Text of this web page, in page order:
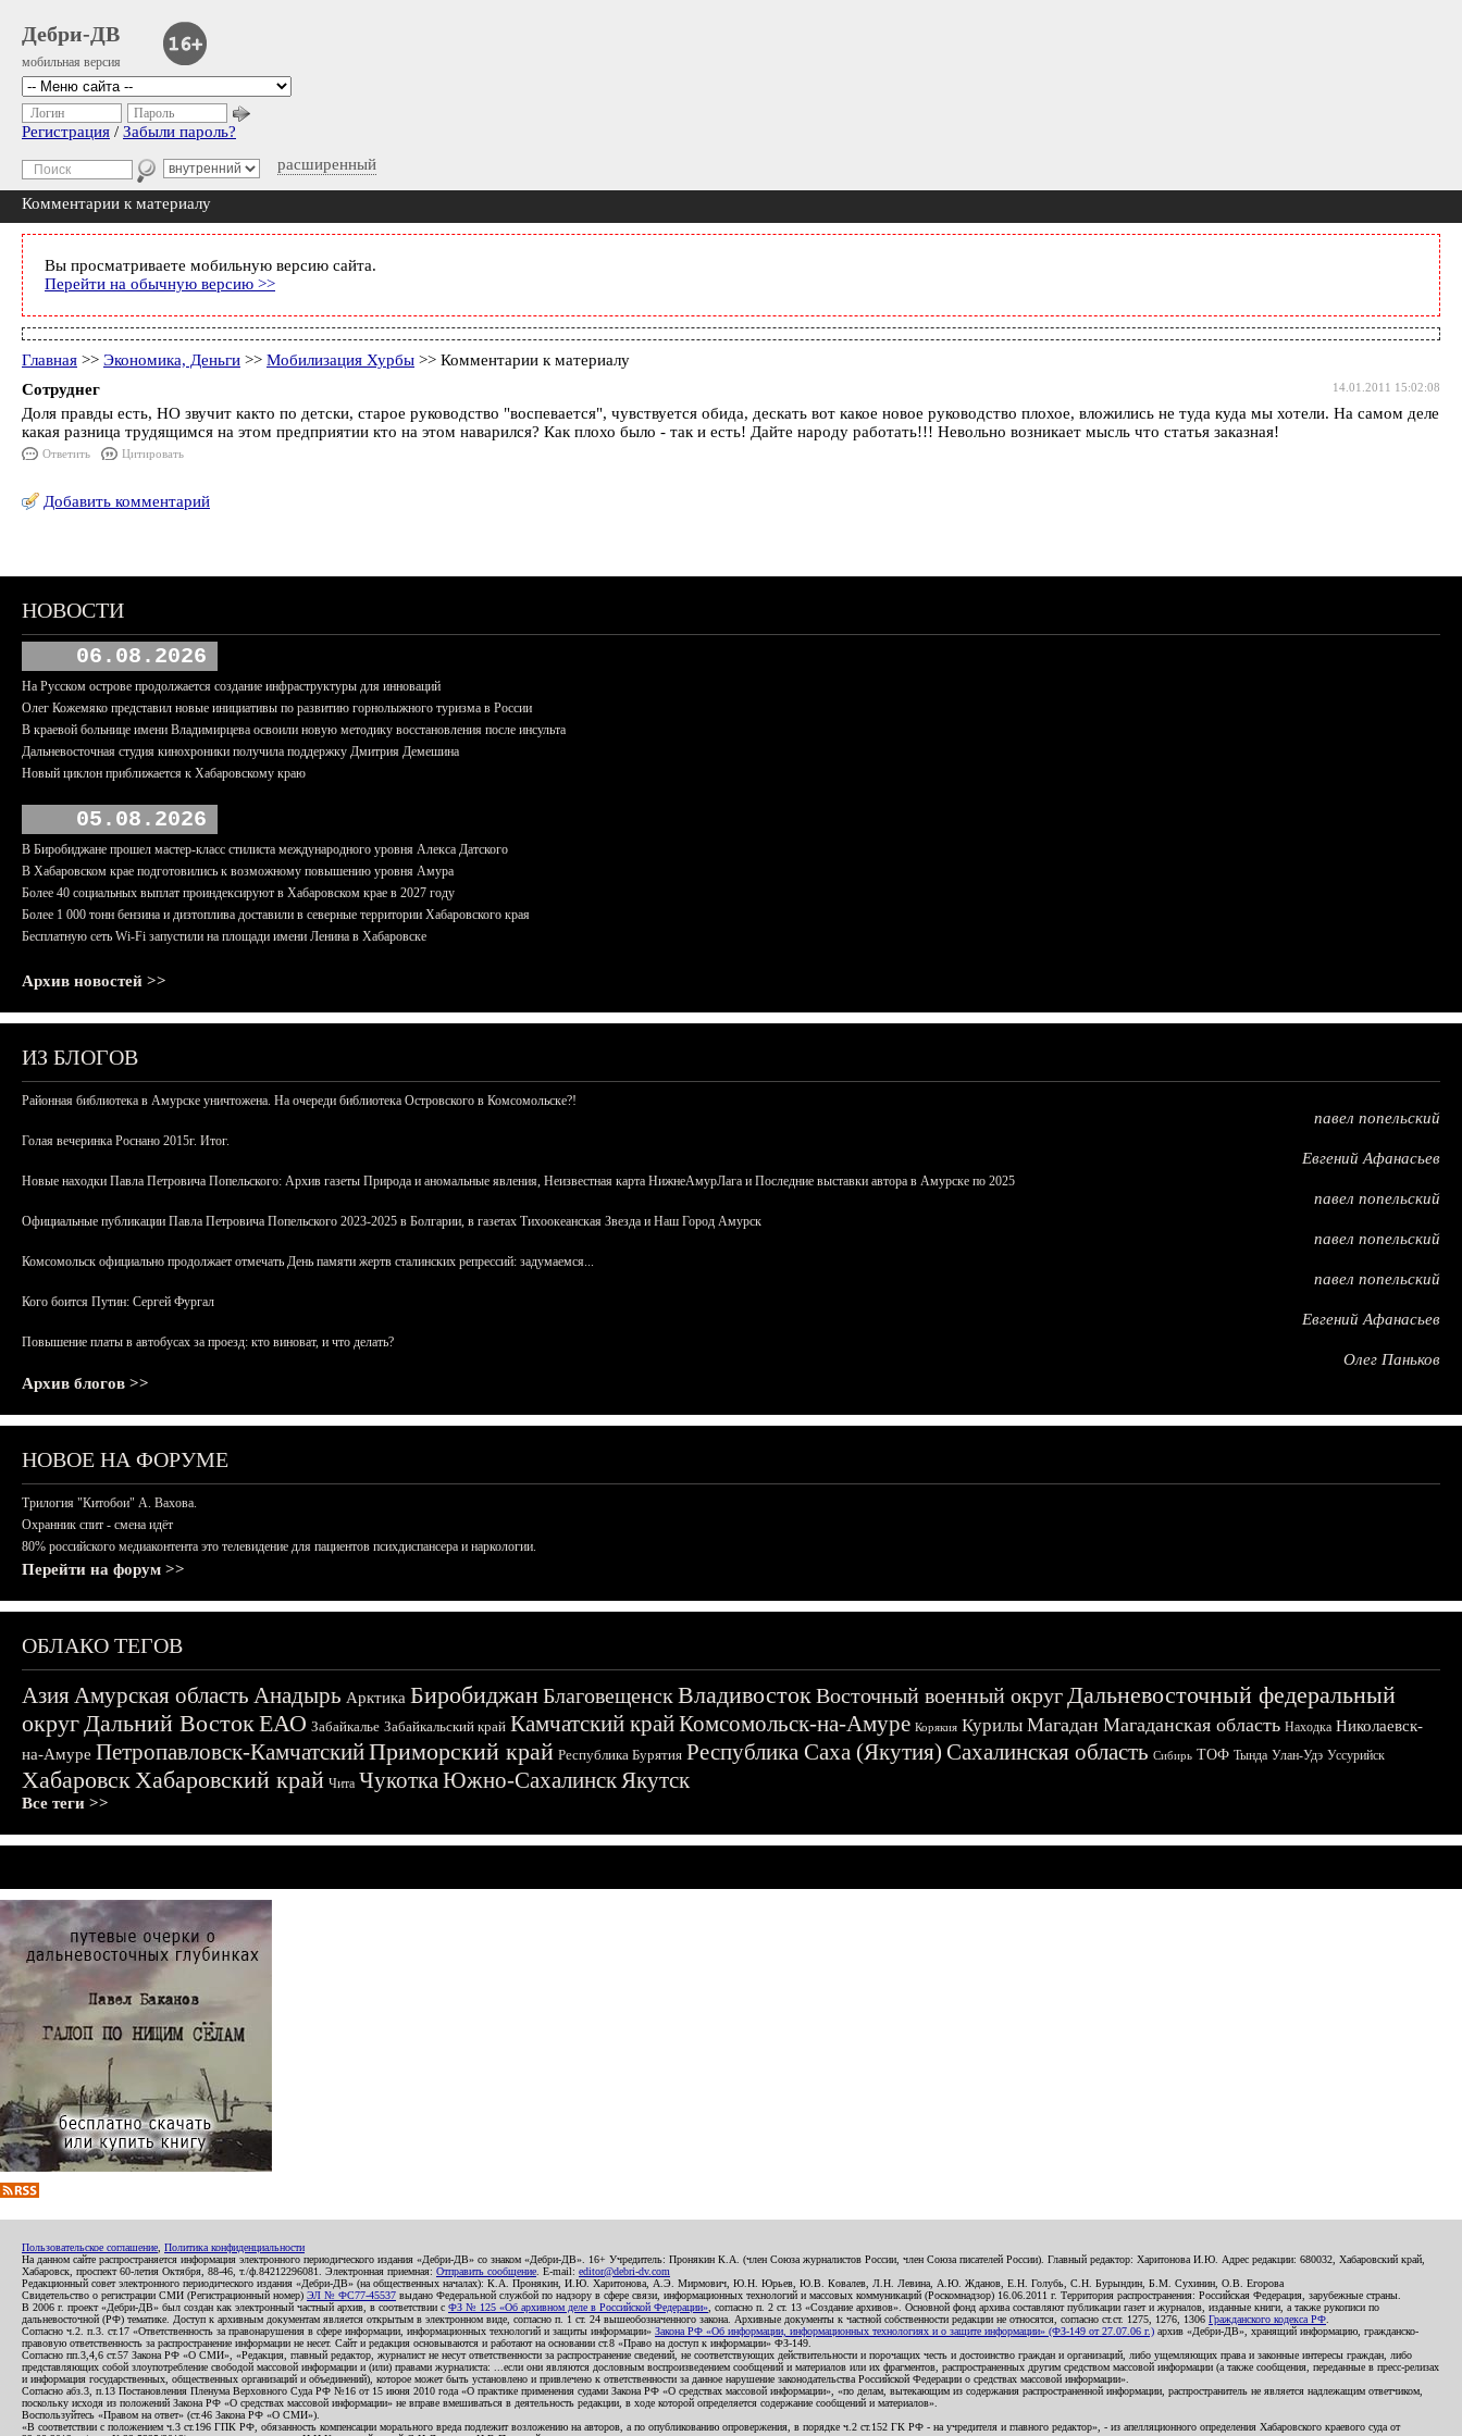
Дебри-ДВ
мобильная версия
расширенный
Логин Пароль
Регистрация / Забыли пароль?
Комментарии к материалу
Вы просматриваете мобильную версию сайта.
Перейти на обычную версию >>
Главная >> Экономика, Деньги >> Мобилизация Хурбы >> Комментарии к материалу
14.01.2011 15:02:08
Сотруднег
Доля правды есть, НО звучит както по детски, старое руководство "воспевается", чувствуется обида, дескать вот какое новое руководство плохое, вложились не туда куда мы хотели. На самом деле
какая разница трудящимся на этом предприятии кто на этом наварился? Как плохо было - так и есть! Дайте народу работать!!! Невольно возникает мысль что статья заказная!
Ответить Цитировать
Добавить комментарий
НОВОСТИ
06.08.2026
На Русском острове продолжается создание инфраструктуры для инноваций
Олег Кожемяко представил новые инициативы по развитию горнолыжного туризма в России
В краевой больнице имени Владимирцева освоили новую методику восстановления после инсульта
Дальневосточная студия кинохроники получила поддержку Дмитрия Демешина
Новый циклон приближается к Хабаровскому краю
05.08.2026
В Биробиджане прошел мастер-класс стилиста международного уровня Алекса Датского
В Хабаровском крае подготовились к возможному повышению уровня Амура
Более 40 социальных выплат проиндексируют в Хабаровском крае в 2027 году
Более 1 000 тонн бензина и дизтоплива доставили в северные территории Хабаровского края
Бесплатную сеть Wi-Fi запустили на площади имени Ленина в Хабаровске
Архив новостей >>
ИЗ БЛОГОВ
Районная библиотека в Амурске уничтожена. На очереди библиотека Островского в Комсомольске?!
павел попельский
Голая вечеринка Роснано 2015г. Итог.
Евгений Афанасьев
Новые находки Павла Петровича Попельского: Архив газеты Природа и аномальные явления, Неизвестная карта НижнеАмурЛага и Последние выставки автора в Амурске по 2025
павел попельский
Официальные публикации Павла Петровича Попельского 2023-2025 в Болгарии, в газетах Тихоокеанская Звезда и Наш Город Амурск
павел попельский
Комсомольск официально продолжает отмечать День памяти жертв сталинских репрессий: задумаемся...
павел попельский
Кого боится Путин: Сергей Фургал
Евгений Афанасьев
Повышение платы в автобусах за проезд: кто виноват, и что делать?
Олег Паньков
Архив блогов >>
НОВОЕ НА ФОРУМЕ
Трилогия "Китобои" А. Вахова.
Охранник спит - смена идёт
80% российского медиаконтента это телевидение для пациентов психдиспансера и наркологии.
Перейти на форум >>
ОБЛАКО ТЕГОВ
АзияАмурская область Анадырь Арктика БиробиджанБлаговещенскВладивостокВосточный военный округДальневосточный федеральный
округДальний ВостокЕАО Забайкалье Забайкальский край Камчатский крайКомсомольск-на-Амуре Корякия Курилы Магадан Магаданская область Находка Николаевск-
на-Амуре Петропавловск-КамчатскийПриморский край Республика Бурятия Республика Саха (Якутия) Сахалинская область Сибирь ТОФ Тында Улан-Удэ Уссурийск
ХабаровскХабаровский край Чита ЧукоткаЮжно-СахалинскЯкутск
Все теги >>
Пользовательское соглашение Политика конфиденциальности
На данном сайте распространяется информация электронного периодического издания «Дебри-ДВ» со знаком «Дебри-ДВ». 16+ Учредитель: Пронякин К.А. (член Союза журналистов России, член Союза писателей России). Главный редактор: Харитонова И.Ю. Адрес редакции: 680032, Хабаровский край,
Хабаровск, проспект 60-летия Октября, 88-46, т./ф.84212296081. Электронная приемная: Отправить сообщение . E-mail: editor@debri-dv.com
Редакционный совет электронного периодического издания «Дебри-ДВ» (на общественных началах): К.А. Пронякин, И.Ю. Харитонова, А.Э. Мирмович, Ю.Н. Юрьев, Ю.В. Ковалев, Л.Н. Левина, А.Ю. Жданов, Е.Н. Голубь, С.Н. Бурындин, Б.М. Сухинин, О.В. Егорова
Свидетельство о регистрации СМИ (Регистрационный номер) ЭЛ № ФС77-45537 выдано Федеральной службой по надзору в сфере связи, информационных технологий и массовых коммуникаций (Роскомнадзор) 16.06.2011 г. Территория распространения: Российская Федерация, зарубежные страны.
В 2006 г. проект «Дебри-ДВ» был создан как электронный частный архив, в соответствии с ФЗ № 125 «Об архивном деле в Российской Федерации» , согласно п. 2 ст. 13 «Создание архивов». Основной фонд архива составляют публикации газет и журналов, изданные книги, а также рукописи по
дальневосточной (РФ) тематике. Доступ к архивным документам является открытым в электронном виде, согласно п. 1 ст. 24 вышеобозначенного закона. Архивные документы к частной собственности редакции не относятся, согласно ст.ст. 1275, 1276, 1306 Гражданского кодекса РФ
Согласно ч.2. п.3. ст.17 «Ответственность за правонарушения в сфере информации, информационных технологий и защиты информации» Закона РФ «Об информации, информационных технологиях и о защите информации» (ФЗ-149 от 27.07.06 г.) архив «Дебри-ДВ», хранящий информацию, гражданско-
правовую ответственность за распространение информации не несет. Сайт и редакция основываются и работают на основании ст.8 «Право на доступ к информации» ФЗ-149.
Согласно пп.3,4,6 ст.57 Закона РФ «О СМИ», «Редакция, главный редактор, журналист не несут ответственности за распространение сведений, не соответствующих действительности и порочащих честь и достоинство граждан и организаций, либо ущемляющих права и законные интересы граждан, либо
представляющих собой злоупотребление свободой массовой информации и (или) правами журналиста: ...если они являются дословным воспроизведением сообщений и материалов или их фрагментов, распространенных другим средством массовой информации (а также сообщения, переданные в пресс-релизах
и информация государственных, общественных организаций и объединений), которое может быть установлено и привлечено к ответственности за данное нарушение законодательства Российской Федерации о средствах массовой информации».
Согласно абз.3, п.13 Постановления Пленума Верховного Суда РФ №16 от 15 июня 2010 года «О практике применения судами Закона РФ «О средствах массовой информации», «по делам, вытекающим из содержания распространенной информации, распространитель не является надлежащим ответчиком,
поскольку исходя из положений Закона РФ «О средствах массовой информации» не вправе вмешиваться в деятельность редакции, в ходе которой определяется содержание сообщений и материалов».
Воспользуйтесь «Правом на ответ» (ст.46 Закона РФ «О СМИ»).
«В соответствии с положением ч.3 ст.196 ГПК РФ, обязанность компенсации морального вреда подлежит возложению на авторов, а по опубликованию опровержения, в порядке ч.2 ст.152 ГК РФ - на учредителя и главного редактор», - из апелляционного определения Хабаровского краевого суда от